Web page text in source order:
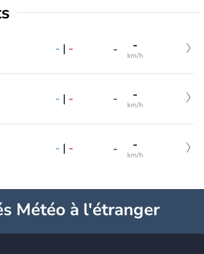
- | - - -
km/h
- | - - -
km/h
- | - - -
km/h
Météo à l'étranger